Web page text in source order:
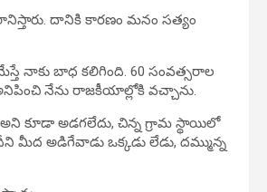
దానికి కారణం మనం సత్యం
నాకు బాధ కలిగింది. 60 సంవత్సరాల
నేను రాజకీయాల్లోకి వచ్చాను.
అని కూడా అడగలేదు, చిన్న గ్రామ స్థాయిలో
అడిగేవాడు ఒక్కడు లేడు, దమ్మున్న